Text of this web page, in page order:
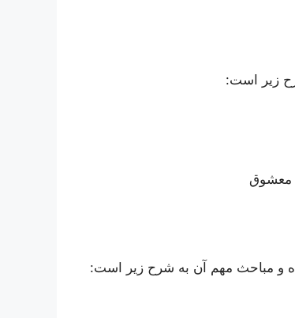
زیر است:
معشوق
و مباحث مهم آن به شرح زیر است: